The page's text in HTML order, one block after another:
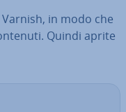
in modo che
Quindi aprite